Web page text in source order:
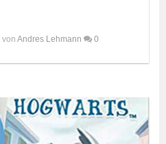
von Andres Lehmann 0